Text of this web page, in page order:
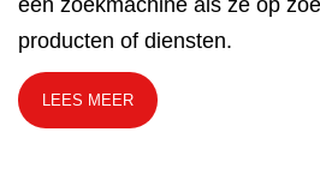
producten of diensten.
LEES MEER